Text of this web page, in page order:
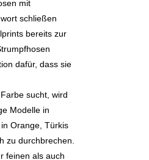
mit
schließen
bereits zur
dafür, dass sie
sucht, wird
Modelle in
Orange, Türkis
zu durchbrechen.
feinen als auch